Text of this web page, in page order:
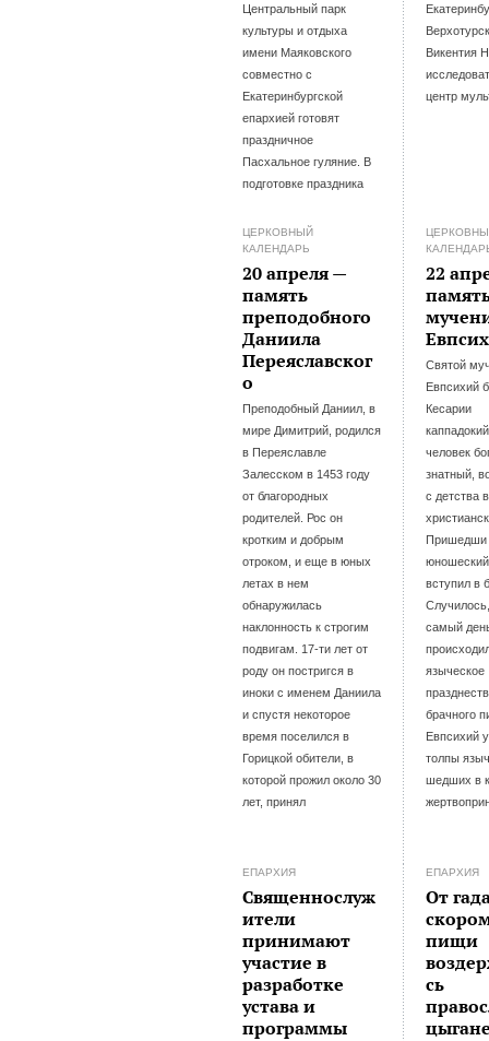
Центральный парк
культуры и отдыха
имени Маяковского
совместно с
Екатеринбургской
епархией готовят
праздничное
Пасхальное гуляние. В
подготовке праздника
Викентия
центр
ЦЕРКОВНЫЙ
КАЛЕНДАРЬ
20 апреля —
память
преподобного
Даниила
Переяславског
о
Преподобный Даниил, в
мире Димитрий, родился
в Переяславле
Залесском в 1453 году
от благородных
родителей. Рос он
кротким и добрым
отроком, и еще в юных
летах в нем
обнаружилась
наклонность к строгим
подвигам. 17-ти лет от
роду он постригся в
иноки с именем Даниила
и спустя некоторое
время поселился в
Горицкой обители, в
которой прожил около 30
лет, принял
22
Святой
Евпсихий
Кесарии
человек
знатный,
с детства
Пришедши
юношеский
вступил в
самый
языческое
брачного
Евпсихий
толпы
шедших в
ЕПАРХИЯ
Священнослуж
ители
принимают
участие в
разработке
устава и
программы
ЕПАРХИЯ
От
пищи
сь